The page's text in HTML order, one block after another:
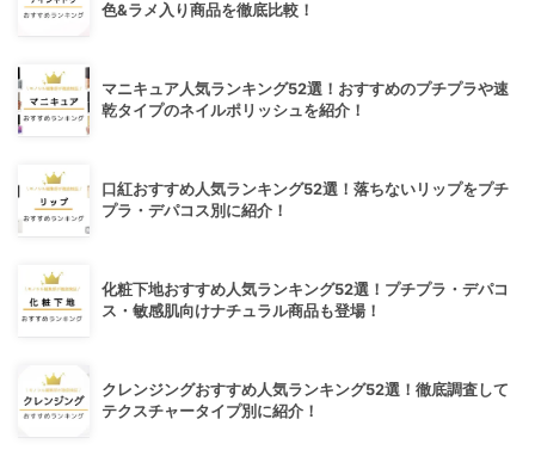
色&ラメ入り商品を徹底比較！
マニキュア人気ランキング52選！おすすめのプチプラや速
乾タイプのネイルポリッシュを紹介！
口紅おすすめ人気ランキング52選！落ちないリップをプチ
プラ・デパコス別に紹介！
化粧下地おすすめ人気ランキング52選！プチプラ・デパコ
ス・敏感肌向けナチュラル商品も登場！
クレンジングおすすめ人気ランキング52選！徹底調査して
テクスチャータイプ別に紹介！